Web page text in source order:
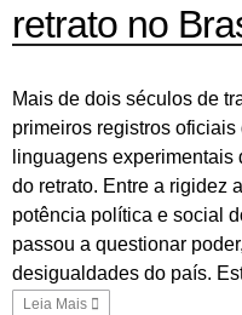
retrato no
Mais de dois séculos de
primeiros registros
linguagens
do retrato. Entre a rigidez
potência política e social
passou a questionar
desigualdades do país.
Leia Mais